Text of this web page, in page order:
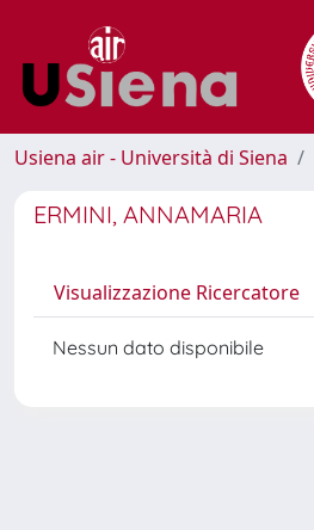
Usiena air - Università di Siena
ERMINI, ANNAMARIA
Visualizzazione Ricercatore
Nessun dato disponibile